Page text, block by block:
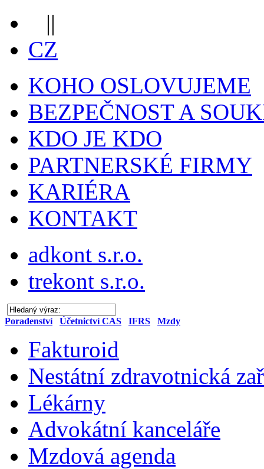
||
CZ
KOHO OSLOVUJEME
BEZPEČNOST A
KDO JE KDO
PARTNERSKÉ FIRMY
KARIÉRA
KONTAKT
adkont s.r.o.
trekont s.r.o.
Poradenství Účetnictví CAS IFRS Mzdy
Fakturoid
Nestátní zdravotnická
Lékárny
Advokátní kanceláře
Mzdová agenda